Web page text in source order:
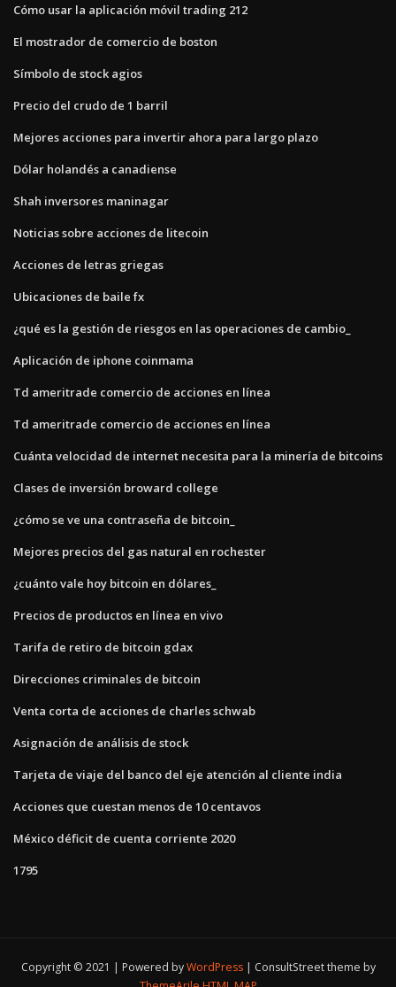
Cómo usar la aplicación móvil trading 212
El mostrador de comercio de boston
Símbolo de stock agios
Precio del crudo de 1 barril
Mejores acciones para invertir ahora para largo plazo
Dólar holandés a canadiense
Shah inversores maninagar
Noticias sobre acciones de litecoin
Acciones de letras griegas
Ubicaciones de baile fx
¿qué es la gestión de riesgos en las operaciones de cambio_
Aplicación de iphone coinmama
Td ameritrade comercio de acciones en línea
Td ameritrade comercio de acciones en línea
Cuánta velocidad de internet necesita para la minería de bitcoins
Clases de inversión broward college
¿cómo se ve una contraseña de bitcoin_
Mejores precios del gas natural en rochester
¿cuánto vale hoy bitcoin en dólares_
Precios de productos en línea en vivo
Tarifa de retiro de bitcoin gdax
Direcciones criminales de bitcoin
Venta corta de acciones de charles schwab
Asignación de análisis de stock
Tarjeta de viaje del banco del eje atención al cliente india
Acciones que cuestan menos de 10 centavos
México déficit de cuenta corriente 2020
1795
Copyright © 2021 | Powered byWordPress
ConsultStreet theme by